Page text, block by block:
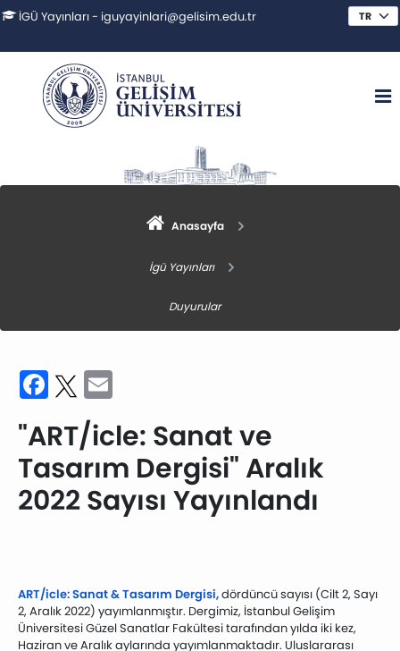
İGÜ Yayınları - iguyayinlari@gelisim.edu.tr
Anasayfa
İgü Yayınları
Duyurular
Facebook
Twitter
"ART/icle: Sanat ve
Tasarım Dergisi" Aralık
2022 Sayısı Yayınlandı
ART/icle: Sanat & Tasarım Dergisi,dördüncü sayısı (Cilt 2, Sayı
2, Aralık 2022) yayımlanmıştır. Dergimiz, İstanbul Gelişim
Üniversitesi Güzel Sanatlar Fakültesi tarafından yılda iki kez,
Haziran ve Aralık aylarında yayımlanmaktadır. Uluslararası